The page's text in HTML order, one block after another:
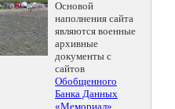
Основой
наполнения сайта
являются военные
архивные
документы с
сайтов
Обобщенного
Банка Данных
«Мемориал»,